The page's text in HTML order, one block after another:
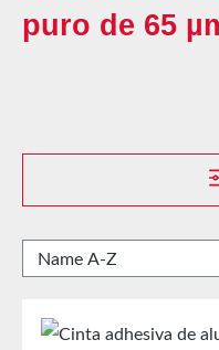
puro de 65